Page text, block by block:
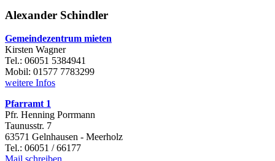
Alexander Schindler
Gemeindezentrum mieten
Kirsten Wagner
Tel.: 06051 5384941
Mobil: 01577 7783299
weitere Infos
Pfarramt 1
Pfr. Henning Porrmann
Taunusstr. 7
63571 Gelnhausen - Meerholz
Tel.: 06051 / 66177